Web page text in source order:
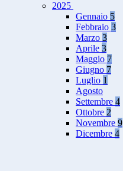
2025
Gennaio 5
Febbraio 3
Marzo 3
Aprile 3
Maggio 7
Giugno 7
Luglio 1
Agosto
Settembre 4
Ottobre 2
Novembre 9
Dicembre 4